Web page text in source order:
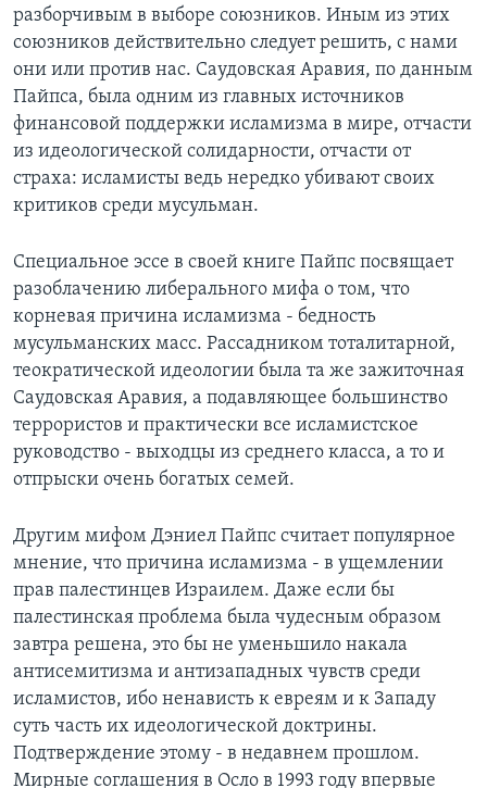
разборчивым в выборе союзников. Иным из этих
союзников действительно следует решить, с нами
они или против нас. Саудовская Аравия, по данным
Пайпса, была одним из главных источников
финансовой поддержки исламизма в мире, отчасти
из идеологической солидарности, отчасти от
страха: исламисты ведь нередко убивают своих
критиков среди мусульман.
Специальное эссе в своей книге Пайпс посвящает
разоблачению либерального мифа о том, что
корневая причина исламизма - бедность
мусульманских масс. Рассадником тоталитарной,
теократической идеологии была та же зажиточная
Саудовская Аравия, а подавляющее большинство
террористов и практически все исламистское
руководство - выходцы из среднего класса, а то и
отпрыски очень богатых семей.
Другим мифом Дэниел Пайпс считает популярное
мнение, что причина исламизма - в ущемлении
прав палестинцев Израилем. Даже если бы
палестинская проблема была чудесным образом
завтра решена, это бы не уменьшило накала
антисемитизма и антизападных чувств среди
исламистов, ибо ненависть к евреям и к Западу
суть часть их идеологической доктрины.
Подтверждение этому - в недавнем прошлом.
Мирные соглашения в Осло в 1993 году впервые